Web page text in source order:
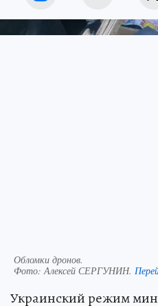
Фото:Алексей СЕРГУНИН.